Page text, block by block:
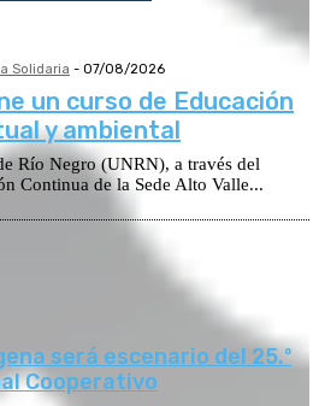
Solidaria - 07/08/2026
un curso de Educación
y ambiental
Río Negro (UNRN), a través del
Continua de la Sede Alto Valle...
será escenario del 25.º
Cooperativo